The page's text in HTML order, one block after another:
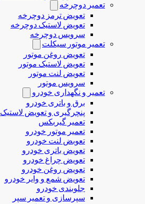
تعمیر دوچرخه
تعویض ترمز دوچرخه
تعویض لاستیک دوچرخه
سرویس دوچرخه
تعمیر موتور سیکلت
تعویض روغن موتور
تعویض لاستیک موتور
تعویض لنت موتور
سرویس موتور
تعمیر و نگهداری خودرو
برق و باتری خودرو
پنچرگیری و تعویض لاستیک
تعمیر گیربکس
تعمیر موتور خودرو
تعوبض لنت خودرو
تعویض باتری خودرو
تعویض چراغ خودرو
تعویض روغن خودرو
تعویض شمع و وایر خودرو
جلوبندی خودرو
سپرسازی و تعمیر سپر